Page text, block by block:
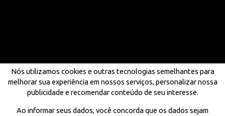
Nós utilizamos cookies e outras tecnologias semelhantes para
melhorar sua experiência em nossos serviços, personalizar nossa
publicidade e recomendar conteúdo de seu interesse.
Ao informar seus dados, você concorda que os dados sejam